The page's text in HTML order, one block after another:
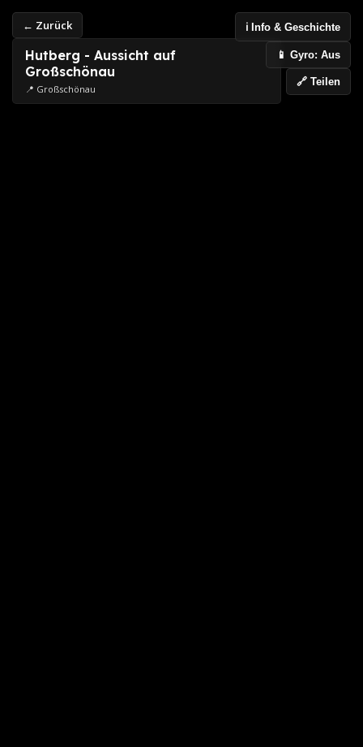
← Zurück
Hutberg - Aussicht auf
Großschönau
📍 Großschönau
ℹ️ Info & Geschichte
📱 Gyro: Aus
🔗 Teilen